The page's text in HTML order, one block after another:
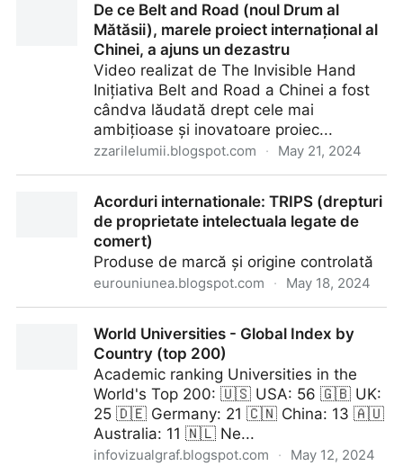
redistribuiri masive de putere în sistemul
internațional și reinterpretări ale unor concepte de
legitimitate” - Revista Cultura
De ce Belt and Road (noul Drum al
Mătăsii), marele proiect internațional al
Chinei, a ajuns un dezastru
Video realizat de The Invisible Hand
Inițiativa Belt and Road a Chinei a fost
cândva lăudată drept cele mai
ambițioase și inovatoare proiec...
zzarilelumii.blogspot.com · May 21, 2024
proiect internațional al Chinei, a ajuns un dezastru
Acorduri internationale: TRIPS (drepturi
de proprietate intelectuala legate de
comert)
Produse de marcă și origine controlată
eurouniunea.blogspot.com · May 18, 2024
proprietate intelectuala legate de comert)
World Universities - Global Index by
Country (top 200)
Academic ranking Universities in the
World's Top 200: 🇺🇸 USA: 56 🇬🇧 UK:
25 🇩🇪 Germany: 21 🇨🇳 China: 13 🇦🇺
Australia: 11 🇳🇱 Ne...
infovizualgraf.blogspot.com · May 12, 2024